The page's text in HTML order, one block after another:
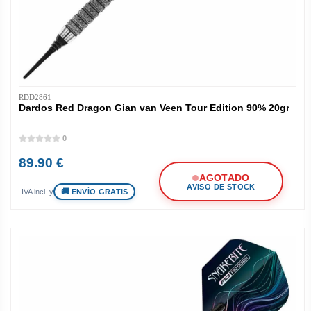
RDD2861
Dardos Red Dragon Gian van Veen Tour Edition 90% 20gr
0
89.90 €
IVA incl. y ENVÍO GRATIS
AGOTADO
AVISO DE STOCK